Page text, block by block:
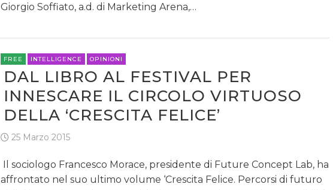
Giorgio Soffiato, a.d. di Marketing Arena,…
FREE INTELLIGENCE OPINIONI
DAL LIBRO AL FESTIVAL PER
INNESCARE IL CIRCOLO VIRTUOSO
DELLA ‘CRESCITA FELICE’
25 Marzo 2015
Il sociologo Francesco Morace, presidente di Future Concept Lab, ha
affrontato nel suo ultimo volume ‘Crescita Felice. Percorsi di futuro